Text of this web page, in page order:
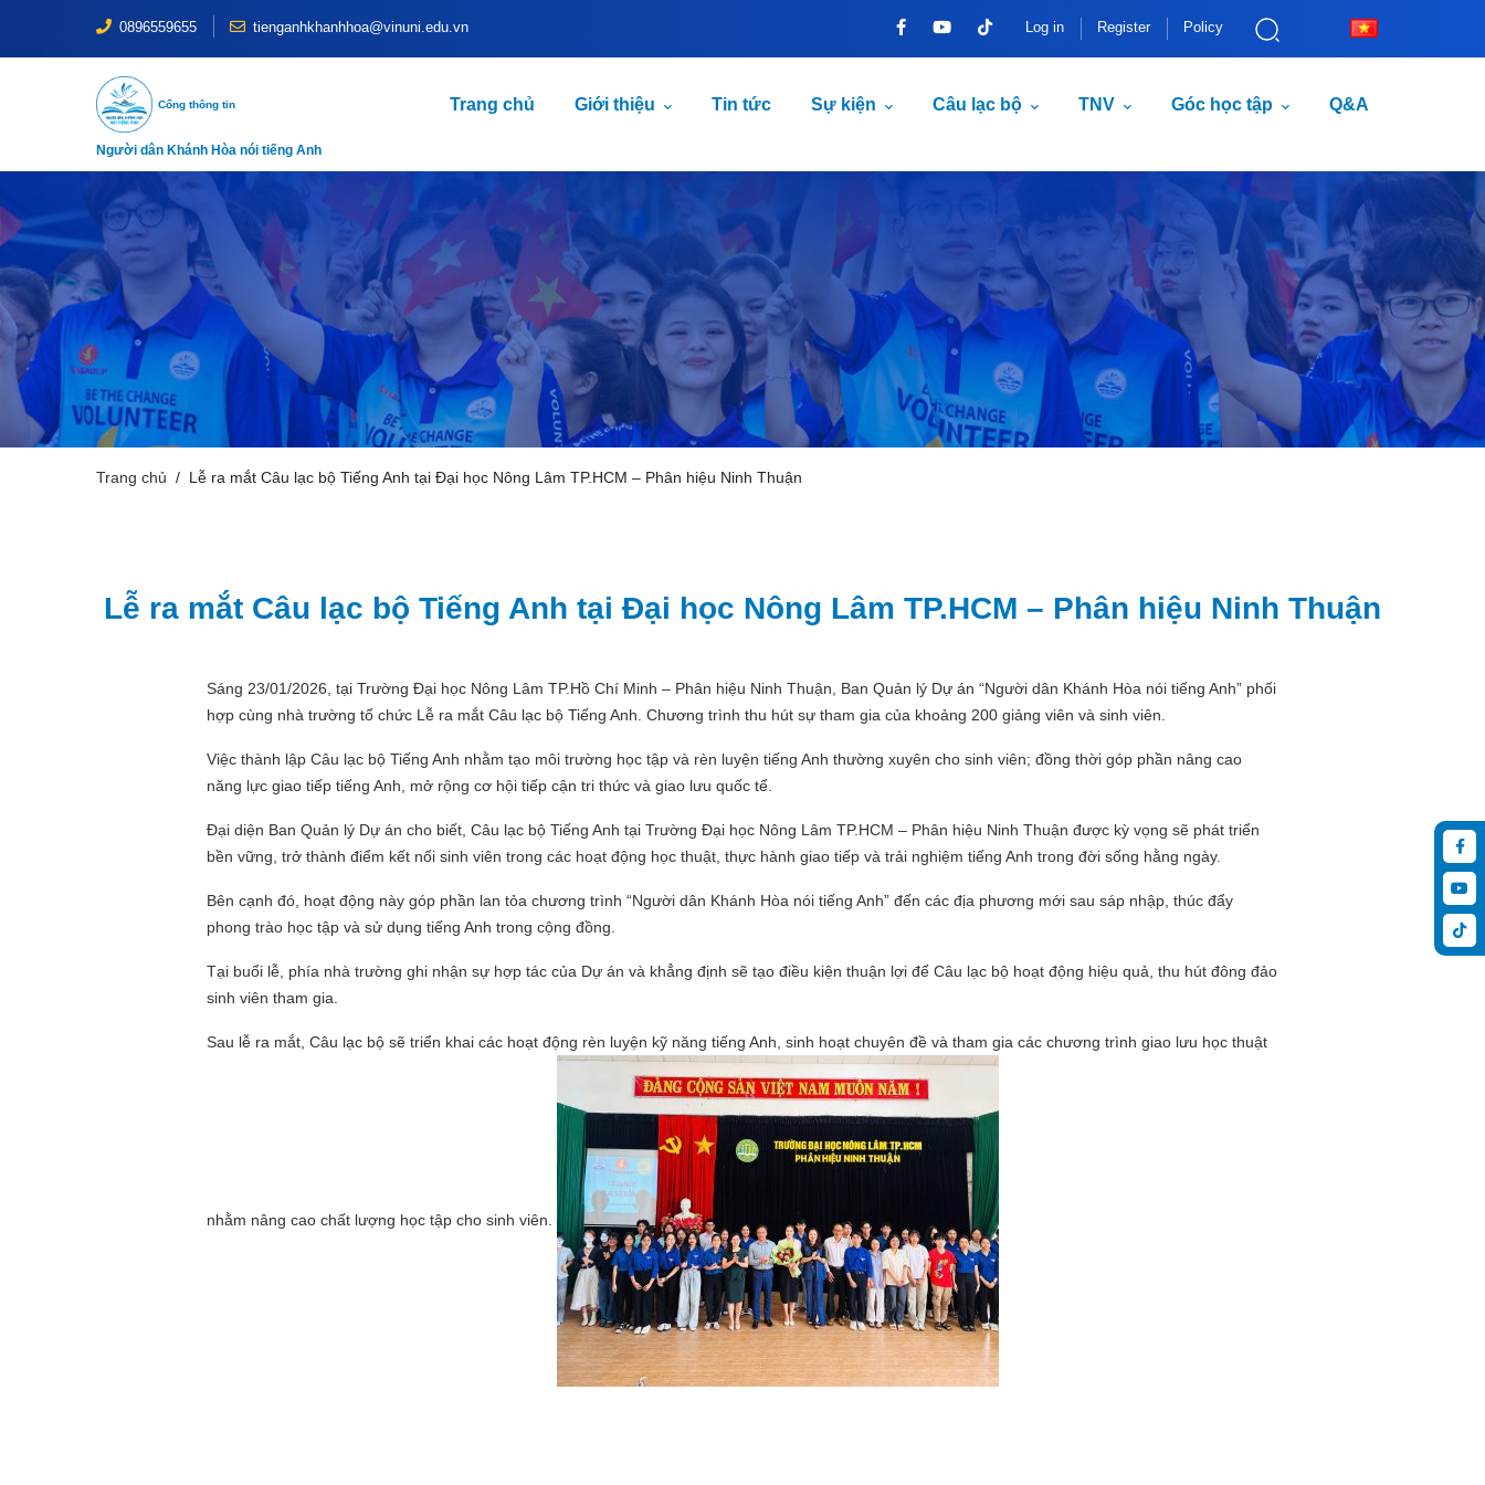
0896559655 tienganhkhanhhoa@vinuni.edu.vn Log in Register Policy
Cổng thông tin Trang chủ Giới thiệu Tin tức Sự kiện Câu lạc bộ TNV Góc học tập Q&A
Người dân Khánh Hòa nói tiếng Anh
Trang chủ Lễ ra mắt Câu lạc bộ Tiếng Anh tại Đại học Nông Lâm TP.HCM – Phân hiệu Ninh Thuận
Lễ ra mắt Câu lạc bộ Tiếng Anh tại Đại học Nông Lâm TP.HCM – Phân hiệu Ninh Thuận
Sáng 23/01/2026, tại Trường Đại học Nông Lâm TP.Hồ Chí Minh – Phân hiệu Ninh Thuận, Ban Quản lý Dự án “Người dân Khánh Hòa nói tiếng Anh” phối
hợp cùng nhà trường tổ chức Lễ ra mắt Câu lạc bộ Tiếng Anh. Chương trình thu hút sự tham gia của khoảng 200 giảng viên và sinh viên.
Việc thành lập Câu lạc bộ Tiếng Anh nhằm tạo môi trường học tập và rèn luyện tiếng Anh thường xuyên cho sinh viên; đồng thời góp phần nâng cao
năng lực giao tiếp tiếng Anh, mở rộng cơ hội tiếp cận tri thức và giao lưu quốc tế.
Đại diện Ban Quản lý Dự án cho biết, Câu lạc bộ Tiếng Anh tại Trường Đại học Nông Lâm TP.HCM – Phân hiệu Ninh Thuận được kỳ vọng sẽ phát triển
bền vững, trở thành điểm kết nối sinh viên trong các hoạt động học thuật, thực hành giao tiếp và trải nghiệm tiếng Anh trong đời sống hằng ngày.
Bên cạnh đó, hoạt động này góp phần lan tỏa chương trình “Người dân Khánh Hòa nói tiếng Anh” đến các địa phương mới sau sáp nhập, thúc đẩy
phong trào học tập và sử dụng tiếng Anh trong cộng đồng.
Tại buổi lễ, phía nhà trường ghi nhận sự hợp tác của Dự án và khẳng định sẽ tạo điều kiện thuận lợi để Câu lạc bộ hoạt động hiệu quả, thu hút đông đảo
sinh viên tham gia.
Sau lễ ra mắt, Câu lạc bộ sẽ triển khai các hoạt động rèn luyện kỹ năng tiếng Anh, sinh hoạt chuyên đề và tham gia các chương trình giao lưu học thuật
nhằm nâng cao chất lượng học tập cho sinh viên.